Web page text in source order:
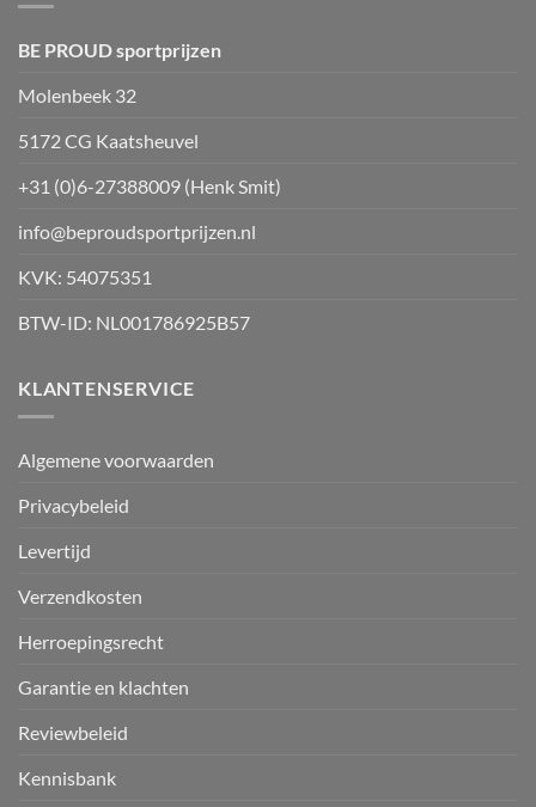
BE PROUD sportprijzen
Molenbeek 32
5172 CG Kaatsheuvel
+31 (0)6-27388009 (Henk Smit)
info@beproudsportprijzen.nl
KVK: 54075351
BTW-ID: NL001786925B57
KLANTENSERVICE
Algemene voorwaarden
Privacybeleid
Levertijd
Verzendkosten
Herroepingsrecht
Garantie en klachten
Reviewbeleid
Kennisbank